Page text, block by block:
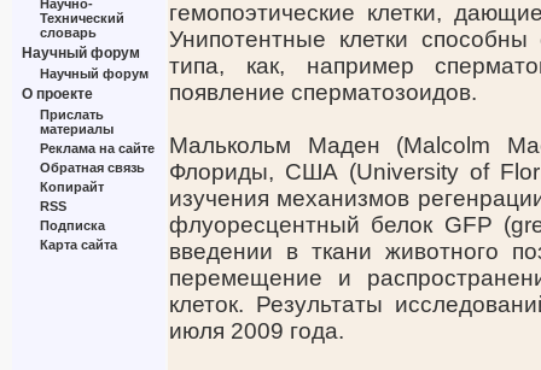
Научно-
Технический
словарь
Научный форум
Научный форум
О проекте
Прислать
материалы
Реклама на сайте
Обратная связь
Копирайт
RSS
Подписка
Карта сайта
гемопоэтические клетки,
Унипотентные клетки
типа, как, например
появление сперматозоидов.
Малькольм Маден (Malcolm
Флориды, США (University of
изучения механизмов
флуоресцентный белок GFP
введении в ткани животного
перемещение и
клеток. Результаты
июля 2009 года.